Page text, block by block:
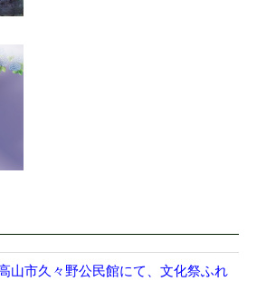
山市久々野公民館にて、文化祭ふれ